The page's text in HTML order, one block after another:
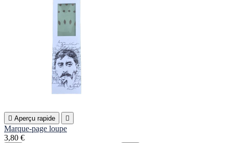
 Aperçu rapide 
Marque-page loupe
3,80 €